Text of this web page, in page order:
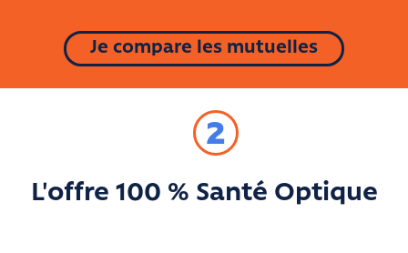
Je compare les mutuelles
2
L'offre 100 % Santé Optique